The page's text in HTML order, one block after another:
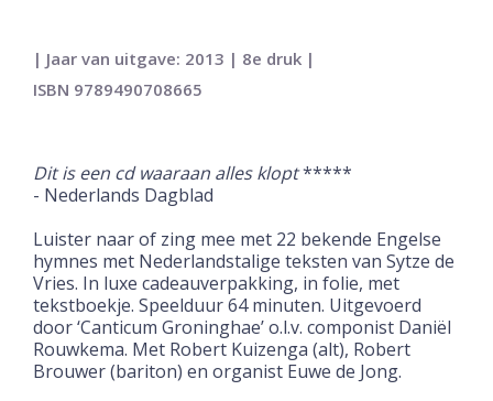
| Jaar van uitgave: 2013 | 8e druk |
ISBN 9789490708665
Dit is een cd waaraan alles klopt*****
- Nederlands Dagblad
Luister naar of zing mee met 22 bekende Engelse
hymnes met Nederlandstalige teksten van Sytze de
Vries. In luxe cadeauverpakking, in folie, met
tekstboekje. Speelduur 64 minuten. Uitgevoerd
door ‘Canticum Groninghae’ o.l.v. componist Daniël
Rouwkema. Met Robert Kuizenga (alt), Robert
Brouwer (bariton) en organist Euwe de Jong.